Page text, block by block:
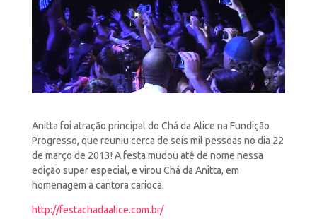
Anitta foi atração principal do Chá da Alice na Fundição
Progresso, que reuniu cerca de seis mil pessoas no dia 22
de março de 2013! A festa mudou até de nome nessa
edição super especial, e virou Chá da Anitta, em
homenagem a cantora carioca.
http://festachadaalice.com.br/